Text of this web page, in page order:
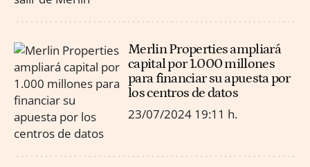
Merlin Properties ampliará
capital por 1.000 millones
para financiar su apuesta por
los centros de datos
23/07/2024 19:11 h.